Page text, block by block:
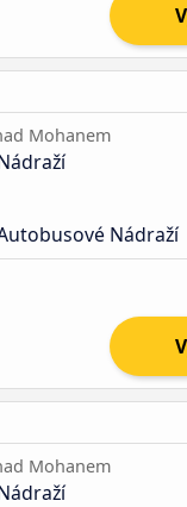
Mohanem
Nádraží
Mohanem